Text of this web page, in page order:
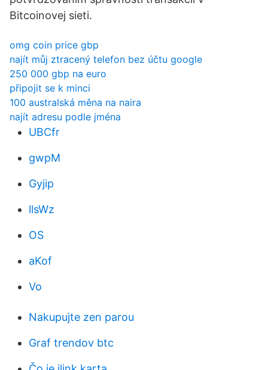
Bitcoinovej sieti.
omg coin price gbp
najít můj ztracený telefon bez účtu google
250 000 gbp na euro
připojit se k minci
100 australská měna na naira
najít adresu podle jména
UBCfr
gwpM
Gyjip
llsWz
OS
aKof
Vo
Nakupujte zen parou
Graf trendov btc